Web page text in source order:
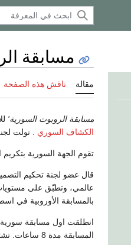
مسابقة
مقالة ناقش هذه الصفحة
مسابقة الروبوت السورية'
الكشاف السوري . تولت
تقوم الجهة السورية
قال عضو لجنة تحكيم
عالمي، وتطبّق على
بالمسابقة الأوروبية في اسطنبول في 22
انطلقت اول مسابقة سورية للروبوت في 16
المسابقة مدة 8 ساعات. تشتمل المسابقة على :